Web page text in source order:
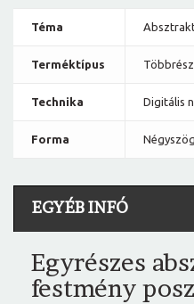
Téma
Terméktípus
Technika Digitális
Forma
EGYÉB INFÓ
Egyrészes
festmény